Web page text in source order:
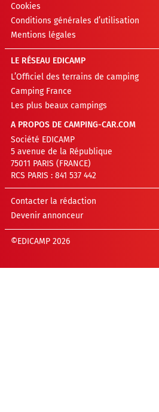
Cookies
Conditions générales d’utilisation
Mentions légales
LE RÉSEAU EDICAMP
L’Officiel des terrains de camping
Camping France
Les plus beaux campings
A PROPOS DE CAMPING-CAR.COM
Société EDICAMP
5 avenue de la République
75011 PARIS (FRANCE)
RCS PARIS : 841 537 442
Contacter la rédaction
Devenir annonceur
©EDICAMP 2026